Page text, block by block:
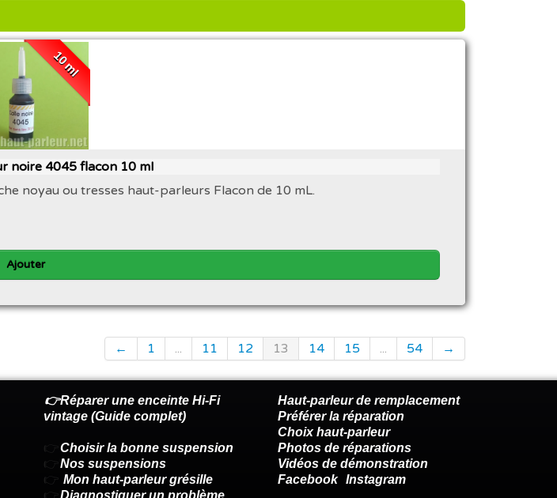
10 ml
noire 4045 flacon 10 ml
noyau ou tresses haut-parleurs Flacon de 10 mL.
Ajouter
← 1 ... 11 12 13 14 15 ... 54 →
👉Réparer une enceinte Hi-Fi
vintage (Guide complet)
👉 Choisir la bonne suspension
👉 Nos suspensions
👉 Mon haut-parleur grésille
Haut-parleur de remplacement
Préférer la réparation
Choix haut-parleur
Photos de réparations
Vidéos de démonstration
Facebook Instagram